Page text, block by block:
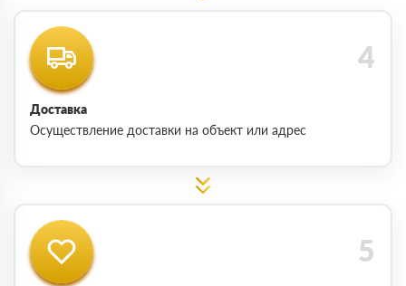
Доставка
Осуществление доставки на объект или адрес